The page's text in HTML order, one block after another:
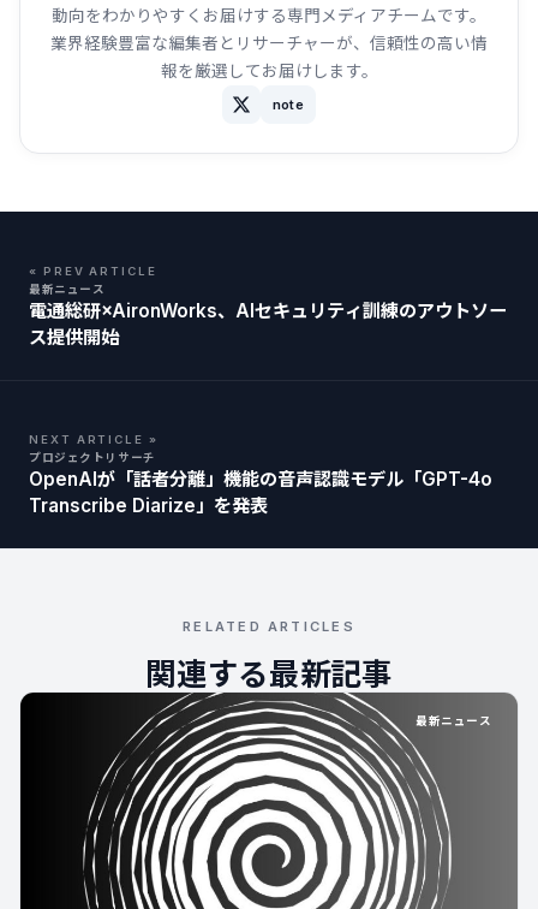
動向をわかりやすくお届けする専門メディアチームです。
業界経験豊富な編集者とリサーチャーが、信頼性の高い情
報を厳選してお届けします。
note
« PREV ARTICLE
最新ニュース
電通総研×AironWorks、AIセキュリティ訓練のアウトソー
ス提供開始
NEXT ARTICLE »
プロジェクトリサーチ
OpenAIが「話者分離」機能の音声認識モデル「GPT-4o
Transcribe Diarize」を発表
RELATED ARTICLES
関連する最新記事
最新ニュース